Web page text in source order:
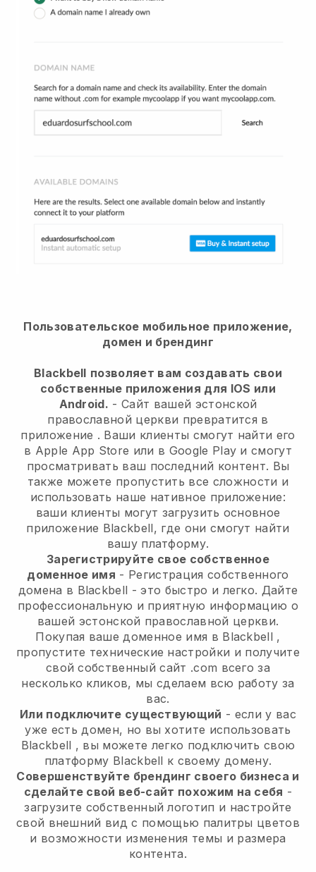
Пользовательское мобильное приложение,
домен и брендинг
Blackbell позволяет вам создавать свои
собственные приложения для IOS или
Android. -Сайт вашей эстонской
православной церкви превратится в
приложение . Ваши клиенты смогут найти его
в Apple App Store или в Google Play и смогут
просматривать ваш последний контент. Вы
также можете пропустить все сложности и
использовать наше нативное приложение:
ваши клиенты могут загрузить основное
приложение Blackbell, где они смогут найти
вашу платформу.
Зарегистрируйте свое собственное
доменное имя - Регистрация собственного
домена в Blackbell - это быстро и легко. Дайте
профессиональную и приятную информацию о
вашей эстонской православной церкви.
Покупая ваше доменное имя в Blackbell ,
пропустите технические настройки и получите
свой собственный сайт .com всего за
несколько кликов, мы сделаем всю работу за
вас.
Или подключите существующий - если у вас
уже есть домен, но вы хотите использовать
Blackbell , вы можете легко подключить свою
платформу Blackbell к своему домену.
Совершенствуйте брендинг своего бизнеса и
сделайте свой веб-сайт похожим на себя -
загрузите собственный логотип и настройте
свой внешний вид с помощью палитры цветов
и возможности изменения темы и размера
контента.